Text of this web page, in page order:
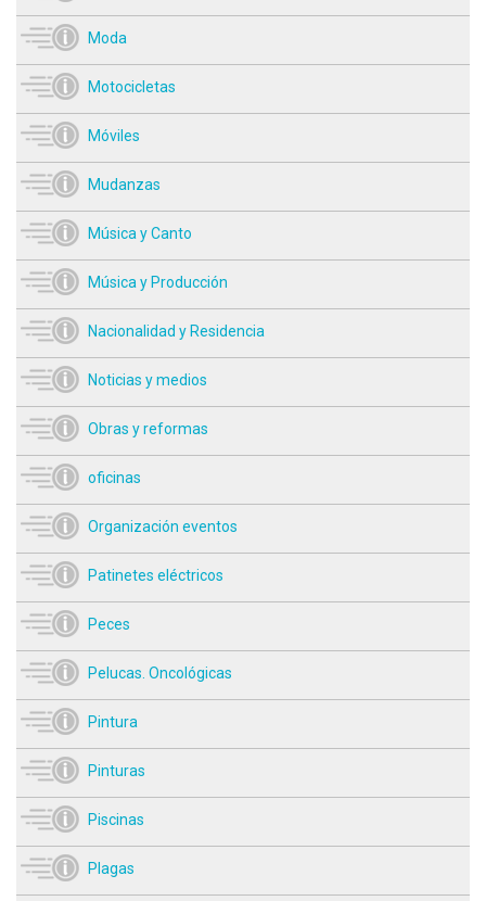
Moda
Motocicletas
Móviles
Mudanzas
Música y Canto
Música y Producción
Nacionalidad y Residencia
Noticias y medios
Obras y reformas
oficinas
Organización eventos
Patinetes eléctricos
Peces
Pelucas. Oncológicas
Pintura
Pinturas
Piscinas
Plagas